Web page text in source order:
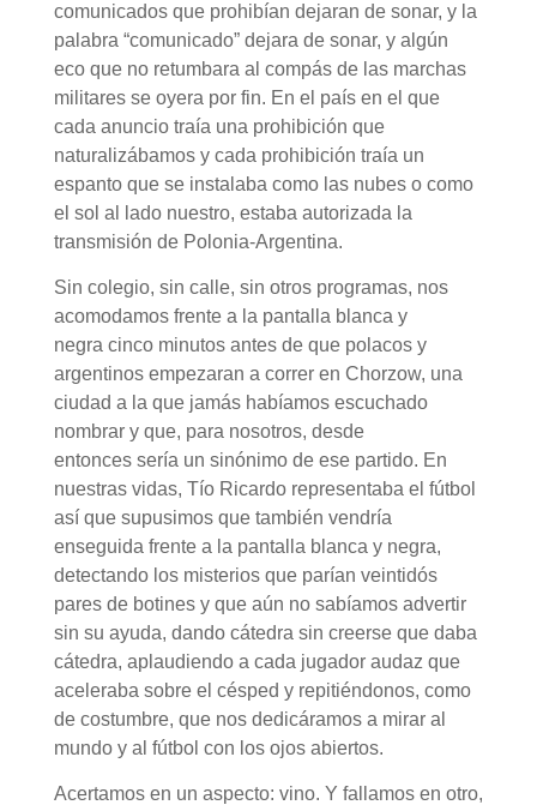
comunicados que prohibían dejaran de sonar, y la
palabra “comunicado” dejara de sonar, y algún
eco que no retumbara al compás de las marchas
militares se oyera por fin. En el país en el que
cada anuncio traía una prohibición que
naturalizábamos y cada prohibición traía un
espanto que se instalaba como las nubes o como
el sol al lado nuestro, estaba autorizada la
transmisión de Polonia-Argentina.
Sin colegio, sin calle, sin otros programas, nos
acomodamos frente a la pantalla blanca y
negra cinco minutos antes de que polacos y
argentinos empezaran a correr en Chorzow, una
ciudad a la que jamás habíamos escuchado
nombrar y que, para nosotros, desde
entonces sería un sinónimo de ese partido. En
nuestras vidas, Tío Ricardo representaba el fútbol
así que supusimos que también vendría
enseguida frente a la pantalla blanca y negra,
detectando los misterios que parían veintidós
pares de botines y que aún no sabíamos advertir
sin su ayuda, dando cátedra sin creerse que daba
cátedra, aplaudiendo a cada jugador audaz que
aceleraba sobre el césped y repitiéndonos, como
de costumbre, que nos dedicáramos a mirar al
mundo y al fútbol con los ojos abiertos.
Acertamos en un aspecto: vino. Y fallamos en otro,